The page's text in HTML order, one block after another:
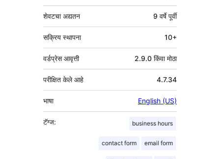
शेवटचा अद्यतन 9 वर्षेपूर्वी
सक्रिय स्थापना 10+
वर्डप्रेस आवृत्ती 2.9.0 किंवा मोठा
परीक्षित केले आहे 4.7.34
भाषा English (US)
टॅग्ज: business hours
contact form email form